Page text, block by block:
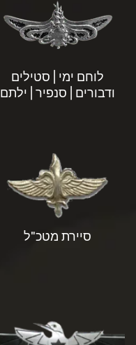
לוחם ימי | סטילים
ודבורים | סנפיר | ילתם
סיירת מטכ"ל